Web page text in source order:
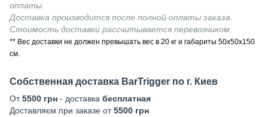
оплаты.
Доставка производится после полной оплаты заказа.
Стоимость доставки рассчитывается перевозчиком.
** Вес доставки не должен превышать вес в 20 кг и габариты 50х50х150
см.
Собственная доставка BarTrigger по г. Киев
От5500 грн - доставка бесплатная
Доставляєм при заказе от5500 грн